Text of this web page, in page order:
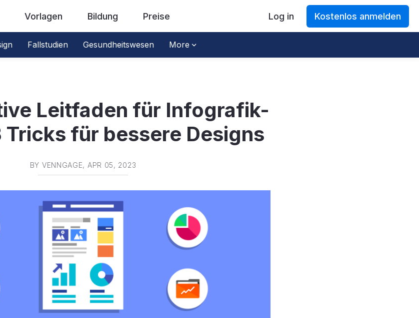
Vorlagen Bildung Preise Log in Kostenlos anmelden
Fallstudien Gesundheitswesen More
Leitfaden für Infografik-
Tricks für bessere Designs
BY VENNGAGE, APR 05, 2023